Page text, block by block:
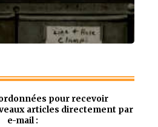
pour recevoir
articles directement par
e-mail :